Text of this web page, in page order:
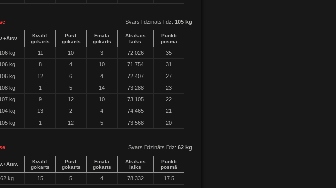
Svars līdzināts līdz: 105 kg
Kvalif.
gokarts
Pusf.
gokarts
Fināla
gokarts
Ātrākais
laiks
Punkti
posmā
kg 11 10 3 72.026
35
kg 8 4 10 71.754
31
kg 12 6 4 72.407
27
kg 1 5 14 73.288
23
kg 9 12 10 73.105
22
kg 13 2 4 74.465
21
kg 1 12 5 73.568 20
Svars līdzināts līdz: 62 kg
Kvalif.
gokarts
Pusf.
gokarts
Fināla
gokarts
Ātrākais
laiks
Punkti
posmā
62 kg 15 5 4 78.332 17.5